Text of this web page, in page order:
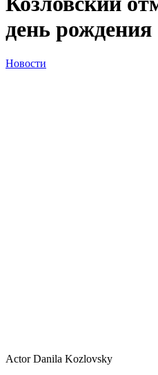
день рождения
Новости
Actor Danila Kozlovsky